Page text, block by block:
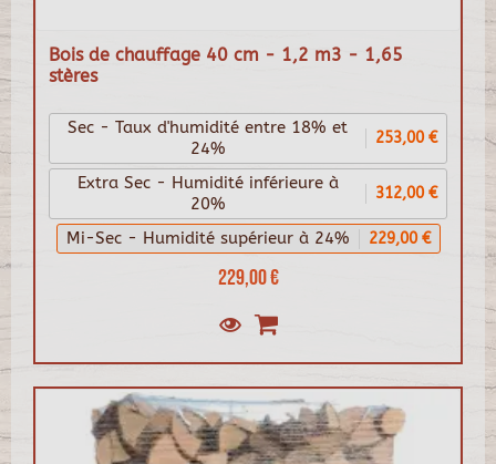
Bois de chauffage 40 cm - 1,2 m3 - 1,65
stères
229,00 €
Sec - Taux d'humidité entre 18% et
24%
253,00 €
Extra Sec - Humidité inférieure à
20%
312,00 €
Mi-Sec - Humidité supérieur à 24% 229,00 €